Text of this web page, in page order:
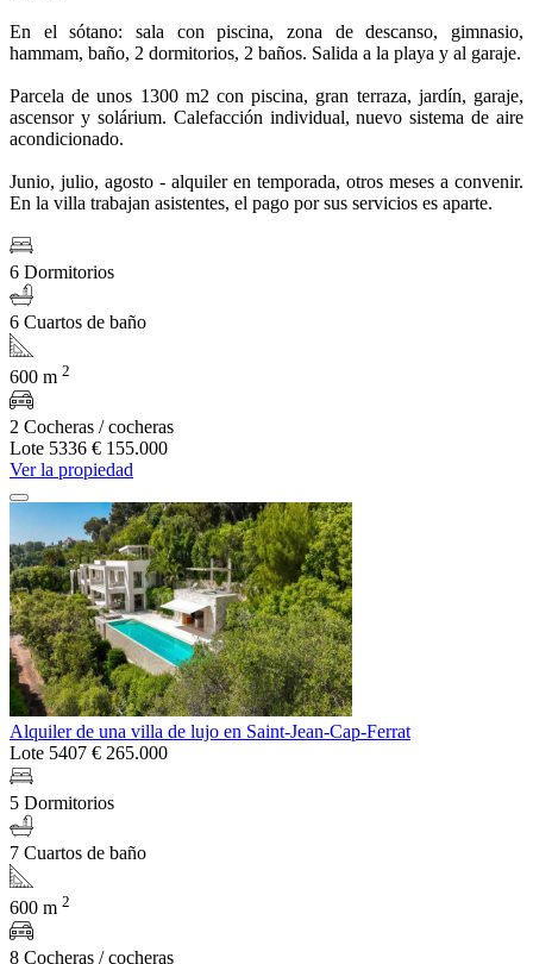
En el sótano: sala con piscina, zona de descanso, gimnasio,
hammam, baño, 2 dormitorios, 2 baños. Salida a la playa y al garaje.
Parcela de unos 1300 m2 con piscina, gran terraza, jardín, garaje,
ascensor y solárium. Calefacción individual, nuevo sistema de aire
acondicionado.
Junio, julio, agosto - alquiler en temporada, otros meses a convenir.
En la villa trabajan asistentes, el pago por sus servicios es aparte.
6 Dormitorios
6 Cuartos de baño
600 m 2
2 Cocheras / cocheras
Lote 5336 € 155.000
Ver la propiedad
Alquiler de una villa de lujo en Saint-Jean-Cap-Ferrat
Lote 5407 € 265.000
5 Dormitorios
7 Cuartos de baño
600 m 2
8 Cocheras / cocheras